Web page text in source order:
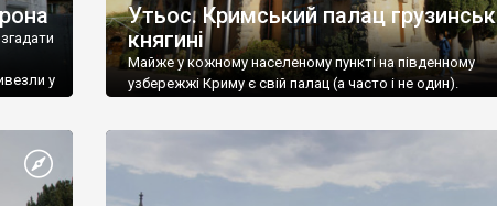
у
Утьос. Кримський палац
княгині
Майже у кожному населеному пункті на південному
узбережжі Криму є свій палац (а часто і не один).